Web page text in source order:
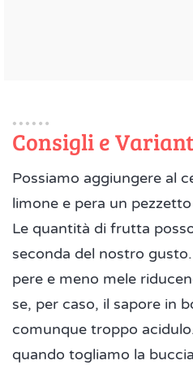
Consigli e
Possiamo aggiungere al
limone e pera un
Le quantità di frutta
seconda del nostro
pere e meno mele
se, per caso, il sapore in
comunque troppo
quando togliamo la